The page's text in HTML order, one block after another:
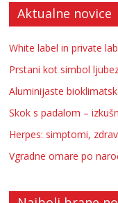
Aktualne novice
White label in private
Prstani kot simbol
Aluminijaste
Skok s padalom –
Herpes: simptomi,
Vgradne omare po